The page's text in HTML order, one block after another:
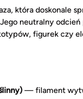
która doskonale
neutralny
figurek czy
— filament